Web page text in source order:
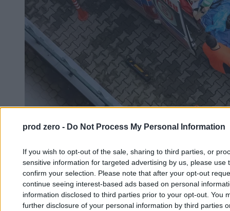
prod zero - Do Not Process My Personal Information
If you wish to opt-out of the sale, sharing to third parties, or
sensitive information for targeted advertising by us, please use
confirm your selection. Please note that after your opt-out
continue seeing interest-based ads based on personal
information disclosed to third parties prior to your opt-out. You
further disclosure of your personal information by third parties
pier… prowizorka”
Krzysztof Jabłonowski
16.07.2026